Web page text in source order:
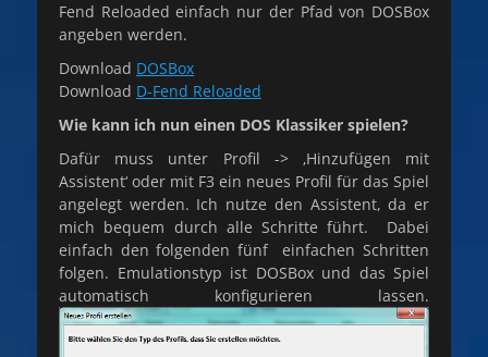
Fend Reloaded einfach nur der Pfad von DOSBox
angeben werden.
Download DOSBox
Download D-Fend Reloaded
Wie kann ich nun einen DOS Klassiker spielen?
Dafür muss unter Profil -> ‚Hinzufügen mit
Assistent‘ oder mit F3 ein neues Profil für das Spiel
angelegt werden. Ich nutze den Assistent, da er
mich bequem durch alle Schritte führt. Dabei
einfach den folgenden fünf einfachen Schritten
folgen. Emulationstyp ist DOSBox und das Spiel
automatisch konfigurieren lassen.